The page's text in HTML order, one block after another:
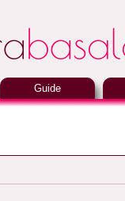
Guide